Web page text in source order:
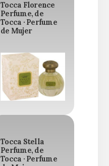
Tocca Florence
Perfume, de
Tocca · Perfume
de Mujer
Tocca Stella
Perfume, de
Tocca · Perfume